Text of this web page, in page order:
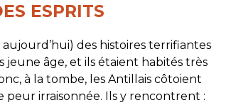
ESPRITS
des histoires terrifiantes
âge, et ils étaient habités très
à la tombe, les Antillais côtoient
peur irraisonnée. Ils y rencontrent :